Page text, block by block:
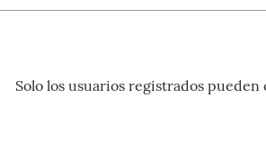
Solo los usuarios registrados